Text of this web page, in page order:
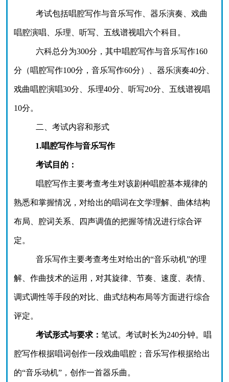
考试包括唱腔写作与音乐写作、器乐演奏、戏曲
唱腔演唱、乐理、听写、五线谱视唱六个科目。
六科总分为300分，其中唱腔写作与音乐写作160
分（唱腔写作100分，音乐写作60分）、器乐演奏40分、
戏曲唱腔演唱30分、乐理40分、听写20分、五线谱视唱
10分。
二、考试内容和形式
1.唱腔写作与音乐写作
考试目的：
唱腔写作主要考查考生对该剧种唱腔基本规律的
熟悉和掌握情况，对给出的唱词在文学理解、曲体结构
布局、腔词关系、四声调值的把握等情况进行综合评
定。
音乐写作主要考查考生对给出的“音乐动机”的理
解、作曲技术的运用，对其旋律、节奏、速度、表情、
调式调性等手段的对比、曲式结构布局等方面进行综合
评定。
考试形式与要求： 笔试。考试时长为240分钟。唱
腔写作根据唱词创作一段戏曲唱腔；音乐写作根据给出
的“音乐动机”，创作一首器乐曲。